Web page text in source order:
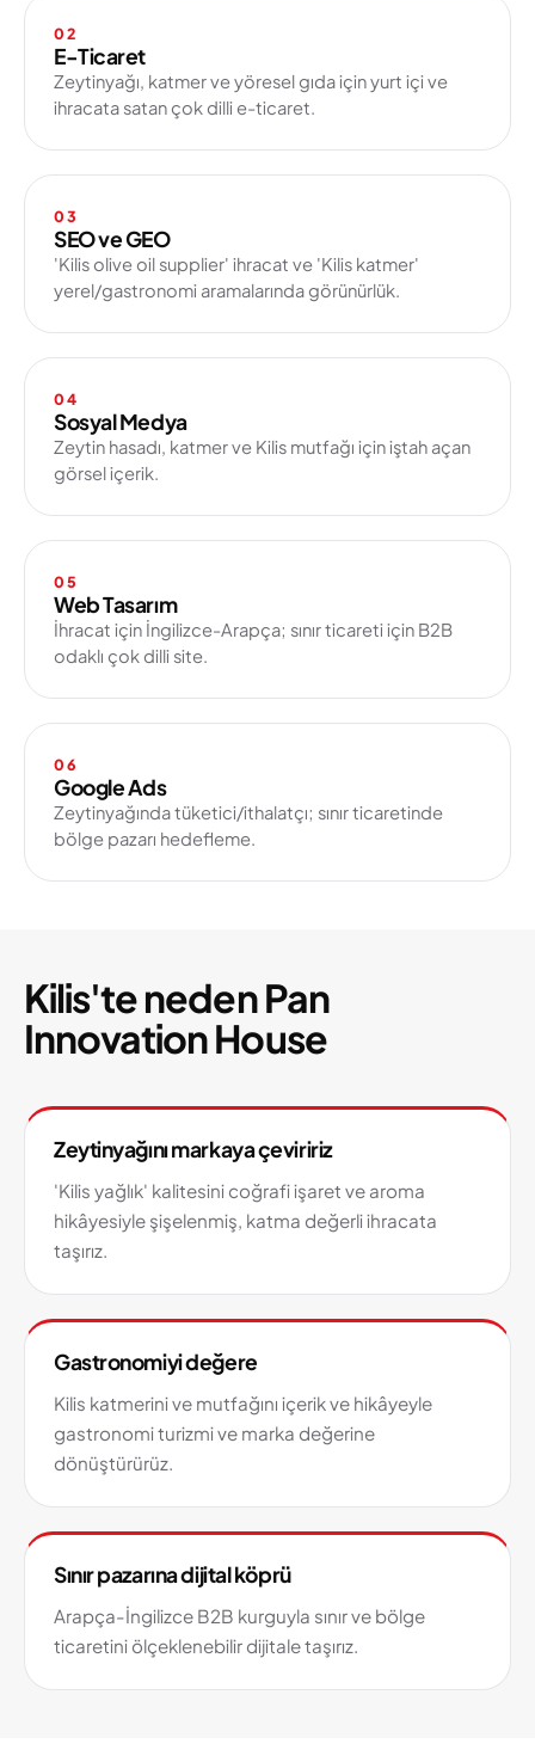
02
E-Ticaret
Zeytinyağı, katmer ve yöresel gıda için yurt içi ve
ihracata satan çok dilli e-ticaret.
03
SEO ve GEO
'Kilis olive oil supplier' ihracat ve 'Kilis katmer'
yerel/gastronomi aramalarında görünürlük.
04
Sosyal Medya
Zeytin hasadı, katmer ve Kilis mutfağı için iştah açan
görsel içerik.
05
Web Tasarım
İhracat için İngilizce-Arapça; sınır ticareti için B2B
odaklı çok dilli site.
06
Google Ads
Zeytinyağında tüketici/ithalatçı; sınır ticaretinde
bölge pazarı hedefleme.
Kilis'te neden Pan
Innovation House
Zeytinyağını markaya çeviririz
'Kilis yağlık' kalitesini coğrafi işaret ve aroma
hikâyesiyle şişelenmiş, katma değerli ihracata
taşırız.
Gastronomiyi değere
Kilis katmerini ve mutfağını içerik ve hikâyeyle
gastronomi turizmi ve marka değerine
dönüştürürüz.
Sınır pazarına dijital köprü
Arapça-İngilizce B2B kurguyla sınır ve bölge
ticaretini ölçeklenebilir dijitale taşırız.